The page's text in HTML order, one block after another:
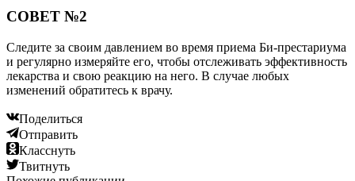
СОВЕТ №2
Следите за своим давлением во время приема Би-престариума
и регулярно измеряйте его, чтобы отслеживать эффективность
лекарства и свою реакцию на него. В случае любых
изменений обратитесь к врачу.
Поделиться
Отправить
Класснуть
Твитнуть